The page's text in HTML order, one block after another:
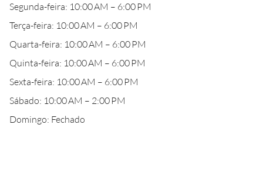
Segunda-feira: 10:00 AM – 6:00 PM
Terça-feira: 10:00 AM – 6:00 PM
Quarta-feira: 10:00 AM – 6:00 PM
Quinta-feira: 10:00 AM – 6:00 PM
Sexta-feira: 10:00 AM – 6:00 PM
Sábado: 10:00 AM – 2:00 PM
Domingo: Fechado